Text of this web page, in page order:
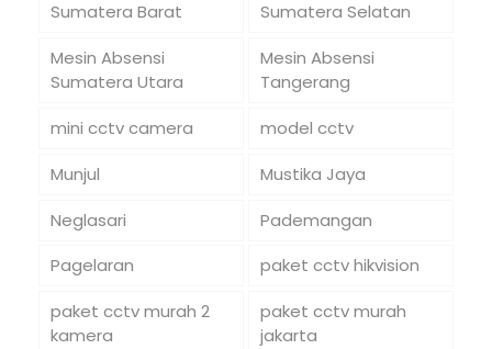
Sumatera Barat
Sumatera Selatan
Mesin Absensi
Sumatera Utara
Mesin Absensi
Tangerang
mini cctv camera
model cctv
Munjul
Mustika Jaya
Neglasari
Pademangan
Pagelaran
paket cctv hikvision
paket cctv murah 2
kamera
paket cctv murah
jakarta